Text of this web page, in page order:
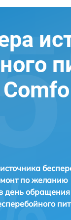
источника
по желанию
день обращения